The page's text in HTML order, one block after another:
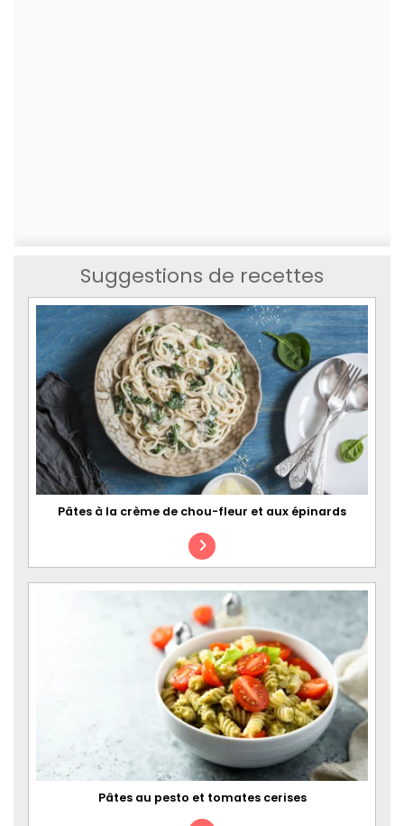
Suggestions de recettes
Pâtes à la crème de chou-fleur et aux épinards
Pâtes au pesto et tomates cerises